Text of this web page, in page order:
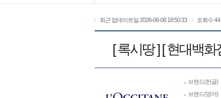
최근 업데이트일 2026-06-08 18:50:33 조회수44
[ 록시땅 ] [ 현대백
브랜드(한글)
브랜드(영어)